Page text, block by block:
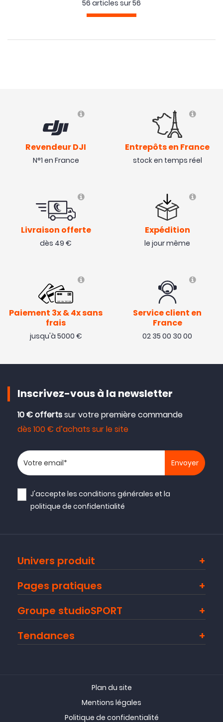
56 articles sur56
Revendeur DJI
N°1 en France
Entrepôts en France
stock en temps réel
Livraison offerte
dès 49 €
Expédition
le jour même
Paiement 3x & 4x sans
frais
jusqu'à 5000 €
Service client en
France
02 35 00 30 00
Inscrivez-vous à la newsletter
10 € offertssur votre première commande
dès 100 € d’achats sur le site
Votre adresse email
J'accepte lesconditions générales et la
politique de confidentialité
Univers produit
Pages pratiques
Groupe studioSPORT
Tendances
Plan du site
Mentions légales
Politique de confidentialité